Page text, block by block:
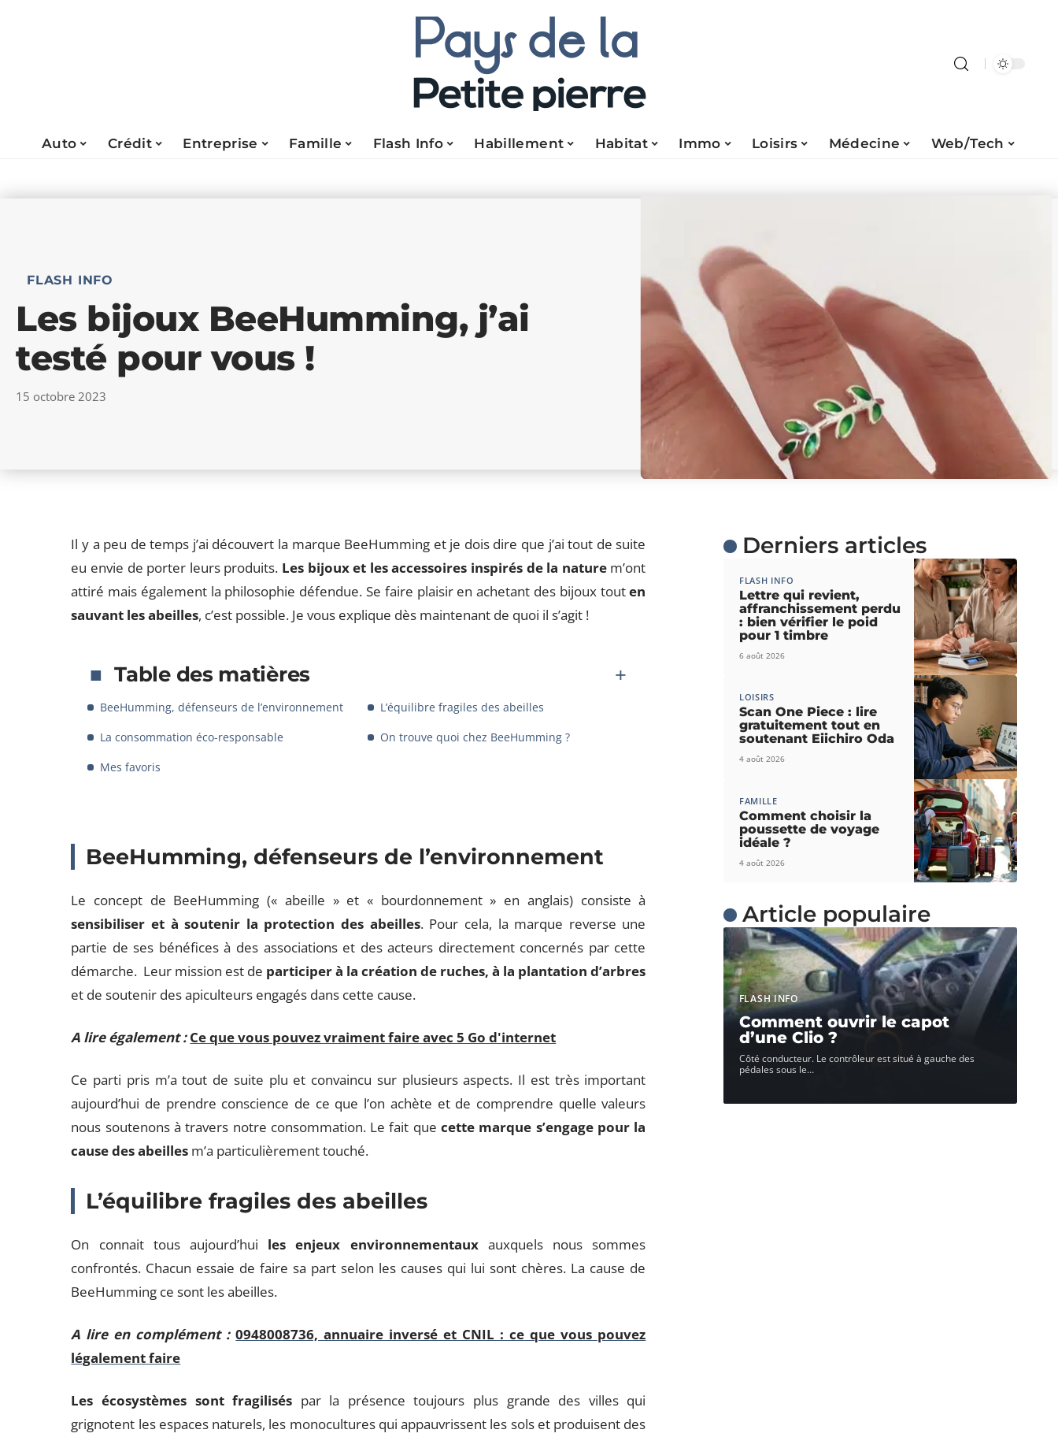
Auto Crédit Entreprise Famille Flash Info Habillement Habitat Immo Loisirs Médecine Web/Tech
FLASH INFO
Les bijoux BeeHumming, j’ai
testé pour vous !
15 octobre 2023
Il y a peu de temps j’ai découvert la marque BeeHumming et je dois dire que j’ai tout de suite
eu envie de porter leurs produits. Les bijoux et les accessoires inspirés de la naturem’ont
attiré mais également la philosophie défendue. Se faire plaisir en achetant des bijoux touten
sauvant les abeilles, c’est possible. Je vous explique dès maintenant de quoi il s’agit !
Table des matières
BeeHumming, défenseurs de l’environnement
L’équilibre fragiles des abeilles
La consommation éco-responsable
On trouve quoi chez BeeHumming ?
Mes favoris
BeeHumming, défenseurs de l’environnement
Le concept de BeeHumming (« abeille » et « bourdonnement » en anglais) consiste à
sensibiliser et à soutenir la protection des abeilles. Pour cela, la marque reverse une
partie de ses bénéfices à des associations et des acteurs directement concernés par cette
démarche. Leur mission est de participer à la création de ruches, à la plantation d’arbres
et de soutenir des apiculteurs engagés dans cette cause.
A lire également : Ce que vous pouvez vraiment faire avec 5 Go d'internet
Ce parti pris m’a tout de suite plu et convaincu sur plusieurs aspects. Il est très important
aujourd’hui de prendre conscience de ce que l’on achète et de comprendre quelle valeurs
nous soutenons à travers notre consommation. Le fait quecette marque s’engage pour la
cause des abeilles m’a particulièrement touché.
L’équilibre fragiles des abeilles
On connait tous aujourd’hui les enjeux environnementauxauxquels nous sommes
confrontés. Chacun essaie de faire sa part selon les causes qui lui sont chères. La cause de
BeeHumming ce sont les abeilles.
A lire en complément : 0948008736, annuaire inversé et CNIL : ce que vous pouvez
légalement faire
Les écosystèmes sont fragilisés par la présence toujours plus grande des villes qui
grignotent les espaces naturels, les monocultures qui appauvrissent les sols et produisent des
Derniers articles
FLASH INFO
Lettre qui revient,
affranchissement perdu
: bien vérifier le poid
pour 1 timbre
6 août 2026
LOISIRS
Scan One Piece : lire
gratuitement tout en
soutenant Eiichiro Oda
4 août 2026
FAMILLE
Comment choisir la
poussette de voyage
idéale ?
4 août 2026
Article populaire
FLASH INFO
Comment ouvrir le capot
d’une Clio ?
Côté conducteur. Le contrôleur est situé à gauche des
pédales sous le…